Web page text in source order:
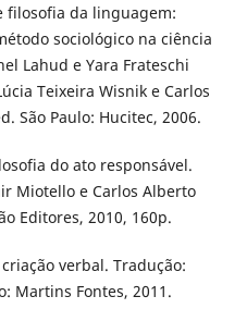
filosofia da linguagem:
sociológico na ciência
Lahud e Yara Frateschi
Teixeira Wisnik e Carlos
São Paulo: Hucitec, 2006.
do ato responsável.
Miotello e Carlos Alberto
Editores, 2010, 160p.
verbal. Tradução:
Martins Fontes, 2011.